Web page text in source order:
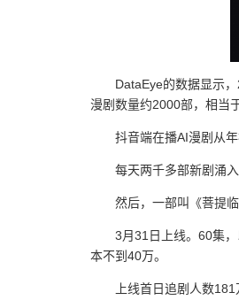
DataEye的数据显示
漫剧数量约2000部，相当
抖音端在播AI漫剧从
每天两千多部新剧涌
然后，一部叫《菩提
3月31日上线。60集
本不到40万。
上线首日追剧人数